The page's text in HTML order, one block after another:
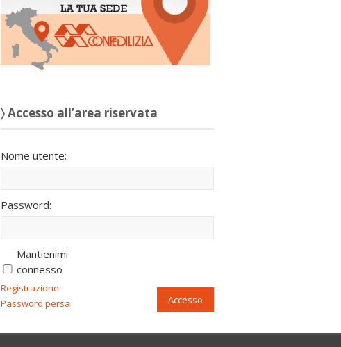
〉 Accesso all’area riservata
Nome utente:
Password:
Mantienimi
connesso
Accesso
Registrazione
Password persa